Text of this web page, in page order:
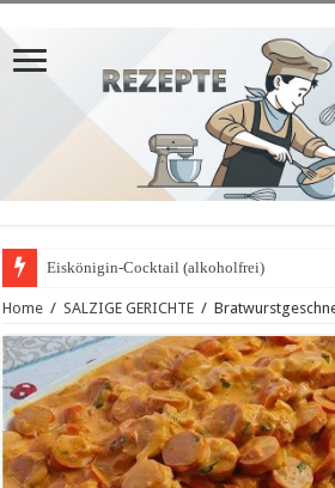
Eiskönigin-Cocktail (alkoholfrei)
Home / SALZIGE GERICHTE /